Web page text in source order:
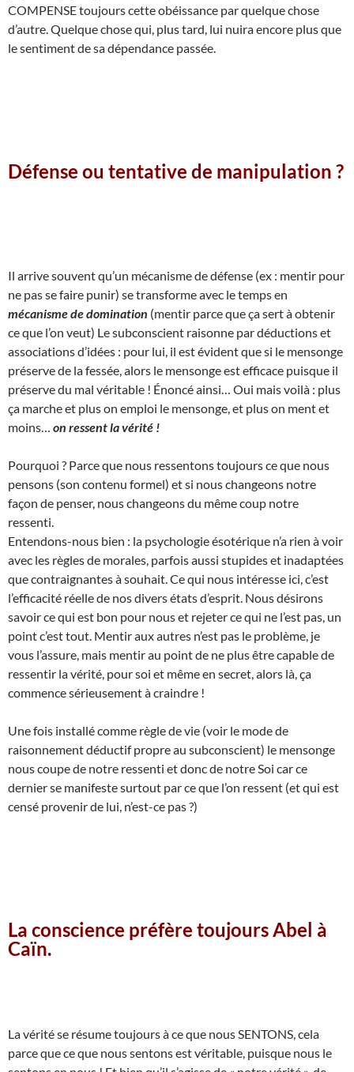
COMPENSE toujours cette obéissance par quelque chose
d’autre. Quelque chose qui, plus tard, lui nuira encore plus que
le sentiment de sa dépendance passée.
Défense ou tentative de manipulation ?
Il arrive souvent qu’un mécanisme de défense (ex : mentir pour
ne pas se faire punir) se transforme avec le temps en
mécanisme de domination (mentir parce que ça sert à obtenir
ce que l’on veut) Le subconscient raisonne par déductions et
associations d’idées : pour lui, il est évident que si le mensonge
préserve de la fessée, alors le mensonge est efficace puisque il
préserve du mal véritable ! Énoncé ainsi… Oui mais voilà : plus
ça marche et plus on emploi le mensonge, et plus on ment et
moins… on ressent la vérité !
Pourquoi ? Parce que nous ressentons toujours ce que nous
pensons (son contenu formel) et si nous changeons notre
façon de penser, nous changeons du même coup notre
ressenti.
Entendons-nous bien : la psychologie ésotérique n’a rien à voir
avec les règles de morales, parfois aussi stupides et inadaptées
que contraignantes à souhait. Ce qui nous intéresse ici, c’est
l’efficacité réelle de nos divers états d’esprit. Nous désirons
savoir ce qui est bon pour nous et rejeter ce qui ne l’est pas, un
point c’est tout. Mentir aux autres n’est pas le problème, je
vous l’assure, mais mentir au point de ne plus être capable de
ressentir la vérité, pour soi et même en secret, alors là, ça
commence sérieusement à craindre !
Une fois installé comme règle de vie (voir le mode de
raisonnement déductif propre au subconscient) le mensonge
nous coupe de notre ressenti et donc de notre Soi car ce
dernier se manifeste surtout par ce que l’on ressent (et qui est
censé provenir de lui, n’est-ce pas ?)
La conscience préfère toujours Abel à
Caïn.
La vérité se résume toujours à ce que nous SENTONS, cela
parce que ce que nous sentons est véritable, puisque nous le